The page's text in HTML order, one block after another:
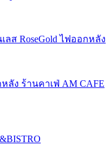
ลส RoseGold ไฟออกหลัง
ลัง ร้านคาเฟ่ AM CAFE